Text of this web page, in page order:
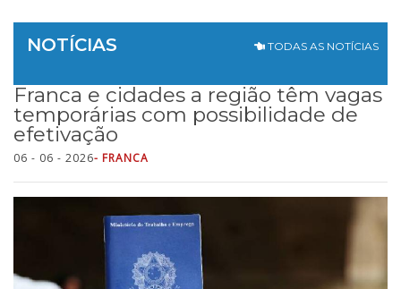
NOTÍCIAS TODAS AS NOTÍCIAS
Franca e cidades a região têm vagas
temporárias com possibilidade de
efetivação
06 - 06 - 2026- FRANCA